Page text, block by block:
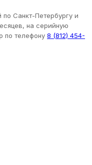
Санкт-Петербургу и
на серийную
по телефону 8 (812) 454-